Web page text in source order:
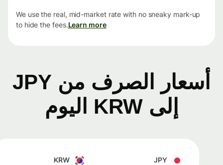
We use the real, mid-market rate with no sneaky mark-up
to hide the fees.Learn more
أسعار الصرف من JPY
إلى KRW اليوم
JPY
KRW